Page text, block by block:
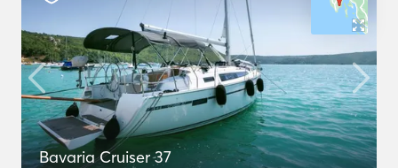
Bavaria Cruiser 37